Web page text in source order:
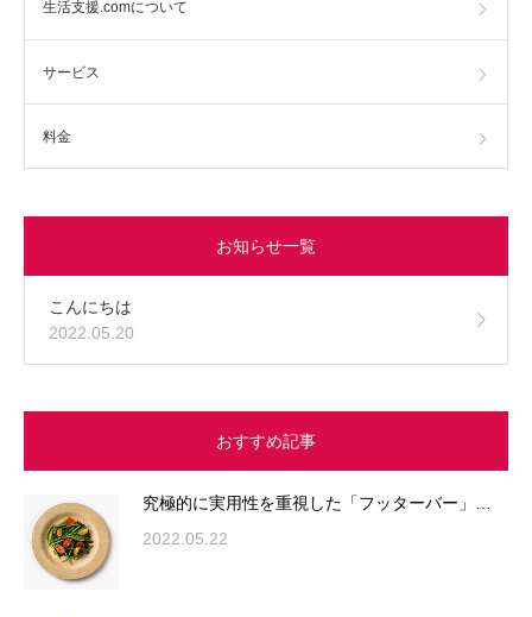
生活支援.comについて
サービス
料金
お知らせ一覧
こんにちは
2022.05.20
おすすめ記事
究極的に実用性を重視した「フッターバー」…
2022.05.22